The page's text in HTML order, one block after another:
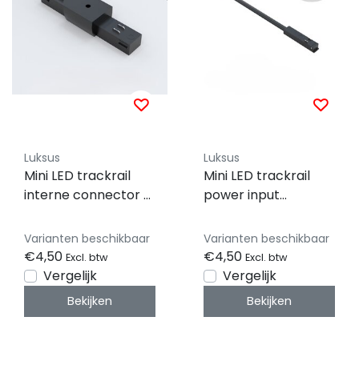
Luksus
Mini LED trackrail
interne connector -
TQS-INTERNE-
CONNECTOR
Varianten beschikbaar
€4,50 Excl. btw
Vergelijk
Bekijken
Luksus
Mini LED trackrail
power input
MINI- MINI-TQS-
POWER-
CONNECTOR
Varianten beschikbaar
€4,50 Excl. btw
Vergelijk
Bekijken